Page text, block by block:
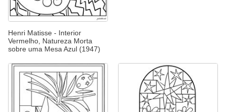
Henri Matisse - Interior
Vermelho, Natureza Morta
sobre uma Mesa Azul (1947)